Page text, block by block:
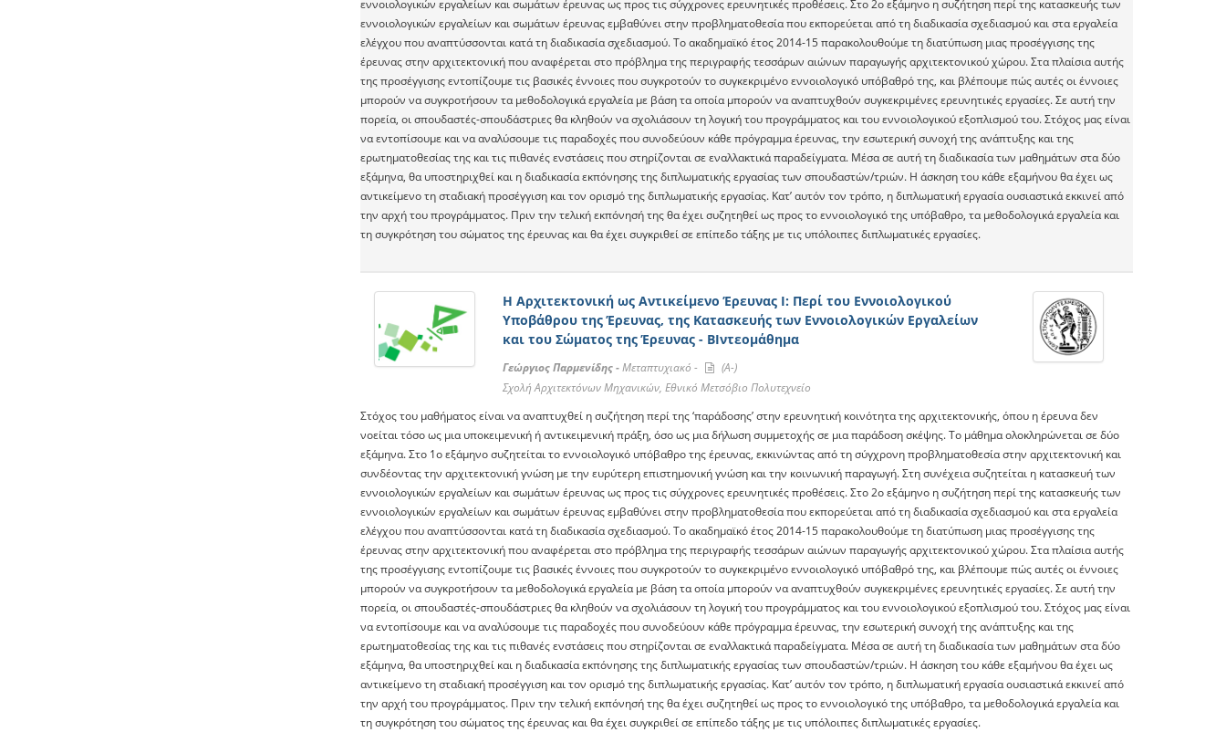
εννοιολογικών εργαλείων και σωμάτων έρευνας ως προς τις σύγχρονες ερευνητικές προθέσεις. Στο 2ο εξάμηνο η συζήτηση περί της κατασκευής των
εννοιολογικών εργαλείων και σωμάτων έρευνας εμβαθύνει στην προβληματοθεσία που εκπορεύεται από τη διαδικασία σχεδιασμού και στα εργαλεία
ελέγχου που αναπτύσσονται κατά τη διαδικασία σχεδιασμού. Το ακαδημαϊκό έτος 2014-15 παρακολουθούμε τη διατύπωση μιας προσέγγισης της
έρευνας στην αρχιτεκτονική που αναφέρεται στο πρόβλημα της περιγραφής τεσσάρων αιώνων παραγωγής αρχιτεκτονικού χώρου. Στα πλαίσια αυτής
της προσέγγισης εντοπίζουμε τις βασικές έννοιες που συγκροτούν το συγκεκριμένο εννοιολογικό υπόβαθρό της, και βλέπουμε πώς αυτές οι έννοιες
μπορούν να συγκροτήσουν τα μεθοδολογικά εργαλεία με βάση τα οποία μπορούν να αναπτυχθούν συγκεκριμένες ερευνητικές εργασίες. Σε αυτή την
πορεία, οι σπουδαστές-σπουδάστριες θα κληθούν να σχολιάσουν τη λογική του προγράμματος και του εννοιολογικού εξοπλισμού του. Στόχος μας είναι
να εντοπίσουμε και να αναλύσουμε τις παραδοχές που συνοδεύουν κάθε πρόγραμμα έρευνας, την εσωτερική συνοχή της ανάπτυξης και της
ερωτηματοθεσίας της και τις πιθανές ενστάσεις που στηρίζονται σε εναλλακτικά παραδείγματα. Μέσα σε αυτή τη διαδικασία των μαθημάτων στα δύο
εξάμηνα, θα υποστηριχθεί και η διαδικασία εκπόνησης της διπλωματικής εργασίας των σπουδαστών/τριών. Η άσκηση του κάθε εξαμήνου θα έχει ως
αντικείμενο τη σταδιακή προσέγγιση και τον ορισμό της διπλωματικής εργασίας. Κατ’ αυτόν τον τρόπο, η διπλωματική εργασία ουσιαστικά εκκινεί από
την αρχή του προγράμματος. Πριν την τελική εκπόνησή της θα έχει συζητηθεί ως προς το εννοιολογικό της υπόβαθρο, τα μεθοδολογικά εργαλεία και
τη συγκρότηση του σώματος της έρευνας και θα έχει συγκριθεί σε επίπεδο τάξης με τις υπόλοιπες διπλωματικές εργασίες.
Η Αρχιτεκτονική ως Αντικείμενο Έρευνας Ι: Περί του Εννοιολογικού
Υποβάθρου της Έρευνας, της Κατασκευής των Εννοιολογικών Εργαλείων
και του Σώματος της Έρευνας - ΒΙντεομάθημα
Γεώργιος Παρμενίδης -Μεταπτυχιακό -
(A-)
Σχολή Αρχιτεκτόνων Μηχανικών, Εθνικό Μετσόβιο Πολυτεχνείο
Στόχος του μαθήματος είναι να αναπτυχθεί η συζήτηση περί της ‘παράδοσης’ στην ερευνητική κοινότητα της αρχιτεκτονικής, όπου η έρευνα δεν
νοείται τόσο ως μια υποκειμενική ή αντικειμενική πράξη, όσο ως μια δήλωση συμμετοχής σε μια παράδοση σκέψης. Το μάθημα ολοκληρώνεται σε δύο
εξάμηνα. Στο 1ο εξάμηνο συζητείται το εννοιολογικό υπόβαθρο της έρευνας, εκκινώντας από τη σύγχρονη προβληματοθεσία στην αρχιτεκτονική και
συνδέοντας την αρχιτεκτονική γνώση με την ευρύτερη επιστημονική γνώση και την κοινωνική παραγωγή. Στη συνέχεια συζητείται η κατασκευή των
εννοιολογικών εργαλείων και σωμάτων έρευνας ως προς τις σύγχρονες ερευνητικές προθέσεις. Στο 2ο εξάμηνο η συζήτηση περί της κατασκευής των
εννοιολογικών εργαλείων και σωμάτων έρευνας εμβαθύνει στην προβληματοθεσία που εκπορεύεται από τη διαδικασία σχεδιασμού και στα εργαλεία
ελέγχου που αναπτύσσονται κατά τη διαδικασία σχεδιασμού. Το ακαδημαϊκό έτος 2014-15 παρακολουθούμε τη διατύπωση μιας προσέγγισης της
έρευνας στην αρχιτεκτονική που αναφέρεται στο πρόβλημα της περιγραφής τεσσάρων αιώνων παραγωγής αρχιτεκτονικού χώρου. Στα πλαίσια αυτής
της προσέγγισης εντοπίζουμε τις βασικές έννοιες που συγκροτούν το συγκεκριμένο εννοιολογικό υπόβαθρό της, και βλέπουμε πώς αυτές οι έννοιες
μπορούν να συγκροτήσουν τα μεθοδολογικά εργαλεία με βάση τα οποία μπορούν να αναπτυχθούν συγκεκριμένες ερευνητικές εργασίες. Σε αυτή την
πορεία, οι σπουδαστές-σπουδάστριες θα κληθούν να σχολιάσουν τη λογική του προγράμματος και του εννοιολογικού εξοπλισμού του. Στόχος μας είναι
να εντοπίσουμε και να αναλύσουμε τις παραδοχές που συνοδεύουν κάθε πρόγραμμα έρευνας, την εσωτερική συνοχή της ανάπτυξης και της
ερωτηματοθεσίας της και τις πιθανές ενστάσεις που στηρίζονται σε εναλλακτικά παραδείγματα. Μέσα σε αυτή τη διαδικασία των μαθημάτων στα δύο
εξάμηνα, θα υποστηριχθεί και η διαδικασία εκπόνησης της διπλωματικής εργασίας των σπουδαστών/τριών. Η άσκηση του κάθε εξαμήνου θα έχει ως
αντικείμενο τη σταδιακή προσέγγιση και τον ορισμό της διπλωματικής εργασίας. Κατ’ αυτόν τον τρόπο, η διπλωματική εργασία ουσιαστικά εκκινεί από
την αρχή του προγράμματος. Πριν την τελική εκπόνησή της θα έχει συζητηθεί ως προς το εννοιολογικό της υπόβαθρο, τα μεθοδολογικά εργαλεία και
τη συγκρότηση του σώματος της έρευνας και θα έχει συγκριθεί σε επίπεδο τάξης με τις υπόλοιπες διπλωματικές εργασίες.